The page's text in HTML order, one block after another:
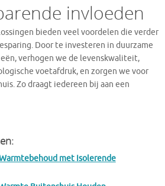
invloeden
bieden veel voordelen die verder
Door te investeren in duurzame
verhogen we de levenskwaliteit,
voetafdruk, en zorgen we voor
Zo draagt iedereen bij aan een
met Isolerende